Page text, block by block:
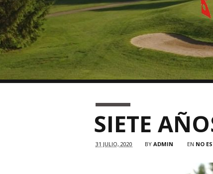
SIETE
31 JULIO, 2020 BY ADMIN EN NO